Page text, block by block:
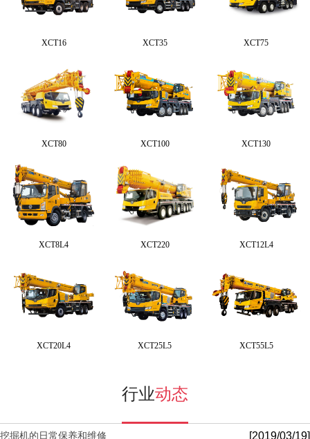
XCT16 XCT35 XCT75
XCT80 XCT100 XCT130
XCT8L4 XCT220 XCT12L4
XCT20L4 XCT25L5 XCT55L5
行业动态
挖掘机的日常保养和维修 [2019/03/19]